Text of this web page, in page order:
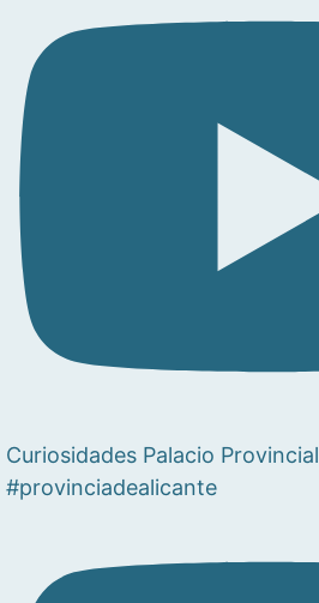
Curiosidades Palacio Provincial
#provinciadealicante